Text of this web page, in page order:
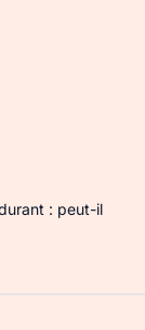
: peut-il